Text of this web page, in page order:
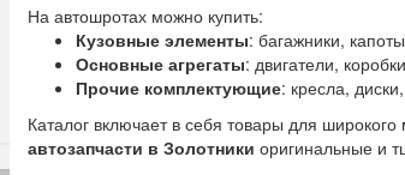
На автошротах можно купить:
Кузовные элементы: багажники,
Основные агрегаты: двигатели,
Прочие комплектующие: кресла,
Каталог включает в себя товары для
автозапчасти в Золотники оригинальные и